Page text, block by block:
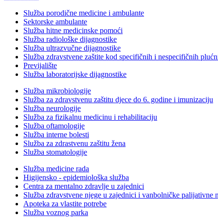
Služba porodične medicine i ambulante
Sektorske ambulante
Služba hitne medicinske pomoći
Služba radiološke dijagnostike
Služba ultrazvučne dijagnostike
Služba zdravstvene zaštite kod specifičnih i nespecifičnih
Previjalište
Služba laboratorijske dijagnostike
Služba mikrobiologije
Služba za zdravstvenu zaštitu djece do 6. godine i imunizaciju
Služba neurologije
Služba za fizikalnu medicinu i rehabilitaciju
Služba oftamologije
Služba interne bolesti
Služba za zdrastvenu zaštitu žena
Služba stomatologije
Služba medicine rada
Higijensko - epidemiološka služba
Centra za mentalno zdravlje u zajednici
Služba zdravstvene njege u zajednici i vanbolničke palijativne
Apoteka za vlastite potrebe
Služba voznog parka